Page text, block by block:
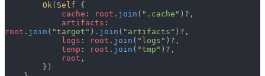
        Ok
( Self {
            cache
: root . join ( ".cache" )?,
            artifacts
root . join ( "target" ). join ( "artifacts" )?,
            logs
: root . join ( "logs" )?,
            temp
: root . join ( "tmp" )?,
            root
,
        })